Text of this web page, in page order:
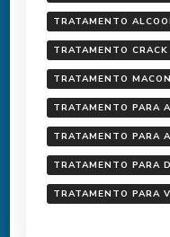
TRATAMENTO
TRATAMENTO CRACK
TRATAMENTO
TRATAMENTO PARA
TRATAMENTO PARA
TRATAMENTO PARA
TRATAMENTO PARA